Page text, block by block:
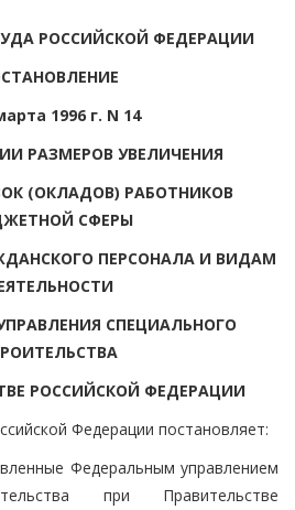
РОССИЙСКОЙ ФЕДЕРАЦИИ
1996 г. N 14
РАЗМЕРОВ УВЕЛИЧЕНИЯ
(ОКЛАДОВ) РАБОТНИКОВ
СФЕРЫ
ПЕРСОНАЛА И ВИДАМ
СПЕЦИАЛЬНОГО
РОССИЙСКОЙ ФЕДЕРАЦИИ
Федерации постановляет:
Федеральным управлением
при Правительстве